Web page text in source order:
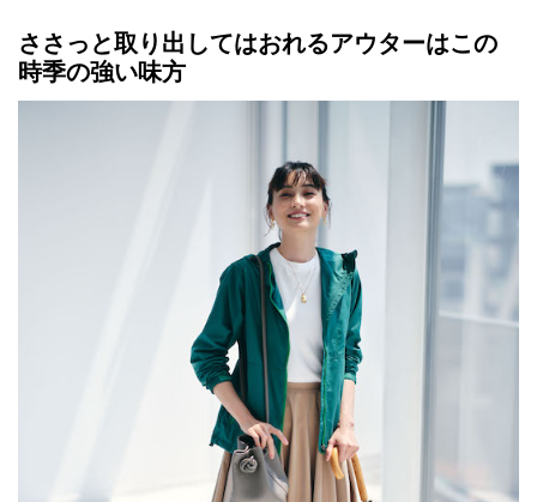
ささっと取り出してはおれるアウターはこの
時季の強い味方